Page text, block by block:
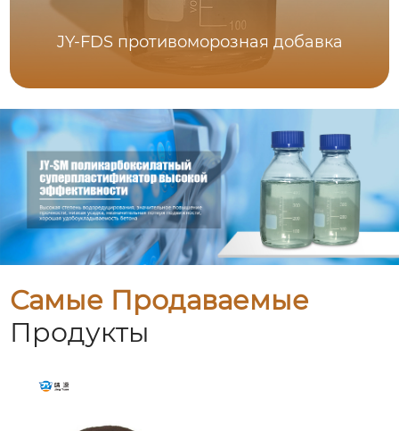
JY-FDS противоморозная добавка
Самые Продаваемые
Продукты